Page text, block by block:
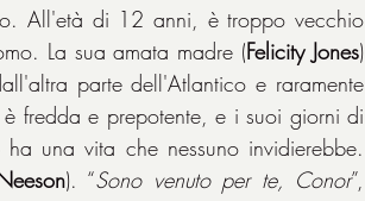
All'età di 12 anni, è troppo vecchio
La sua amata madre (Felicity Jones)
parte dell'Atlantico e raramente
fredda e prepotente, e i suoi giorni di
una vita che nessuno invidierebbe.
). “Sono venuto per te, Conor”,